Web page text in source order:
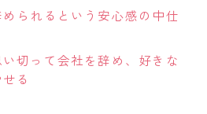
られるという安心感の中仕
切って会社を辞め、好きな
る